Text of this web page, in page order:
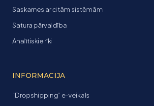
Saskarnes ar citām sistēmām
Satura pārvaldība
Analītiskie rīki
INFORMACIJA
“Dropshipping” e-veikals